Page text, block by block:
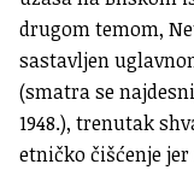
drugom temom,
sastavljen
(smatra se
1948.), trenutak
etničko čišćenje